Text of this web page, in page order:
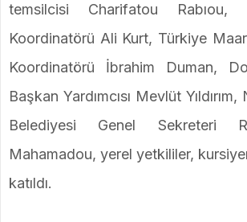
temsilcisi Charifatou Rabıou,
Koordinatörü Ali Kurt, Türkiye
Koordinatörü İbrahim Duman,
Başkan Yardımcısı Mevlüt
Belediyesi Genel Sekreteri
Mahamadou, yerel yetkililer,
katıldı.